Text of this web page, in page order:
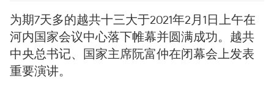
为期7天多的越共十三大于2021年2月1日上午在
河内国家会议中心落下帷幕并圆满成功。越共
中央总书记、国家主席阮富仲在闭幕会上发表
重要演讲。